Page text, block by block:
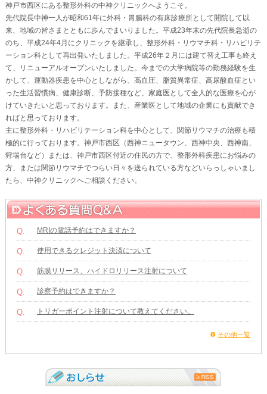
神戸市西区にある整形外科の中神クリニックへようこそ。
先代院長中神一人が昭和61年に外科・胃腸科の有床診療所として開院して以
来、地域の皆さまとともに歩んでまいりました。平成23年末の先代院長急逝の
のち、平成24年4月にクリニックを継承し、整形外科・リウマチ科・リハビリテ
ーション科として再出発いたしました。平成26年２月には建て替え工事も終え
て、リニューアルオープンいたしました。今までの大学病院等の勤務経験を生
かして、運動器疾患を中心としながら、高血圧、脂質異常症、高尿酸血症とい
った生活習慣病、健康診断、予防接種など、家庭医として全人的な医療を心が
けていきたいと思っております。また、産業医として地域の企業にも貢献でき
ればと思っております。
主に整形外科・リハビリテーション科を中心として、関節リウマチの治療も積
極的に行っております。神戸市西区（西神ニュータウン、西神中央、西神南、
狩場台など）または、神戸市西区付近の住民の方で、整形外科疾患にお悩みの
方、または関節リウマチでつらい日々を送られている方などいらっしゃいまし
たら、中神クリニックへご相談ください。
Q. MRIの電話予約はできますか？
Q. 使用できるクレジット決済について
Q. 筋膜リリース、ハイドロリリース注射について
Q. 診察予約はできますか？
Q. トリガーポイント注射について教えてください。
その他一覧